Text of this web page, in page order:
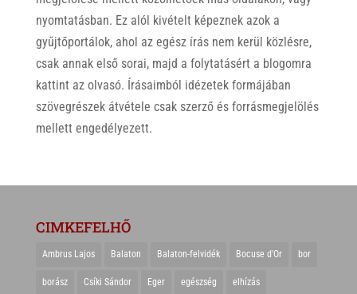
nyomtatásban. Ez alól kivételt képeznek azok a
gyűjtőportálok, ahol az egész írás nem kerül közlésre,
csak annak első sorai, majd a folytatásért a blogomra
kattint az olvasó. Írásaimból idézetek formájában
szövegrészek átvétele csak szerző és forrásmegjelölés
mellett engedélyezett.
CIMKEFELHŐ
Ambrus Lajos Balaton Balaton-felvidék Bocuse d'Or bor
borász Csíki Sándor Eger egészség elhízás